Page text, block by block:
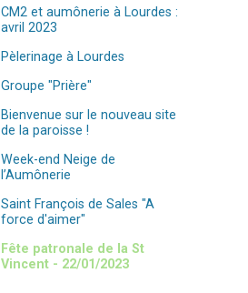
CM2 et aumônerie à Lourdes :
avril 2023
Pèlerinage à Lourdes
Groupe "Prière"
Bienvenue sur le nouveau site
de la paroisse !
Week-end Neige de
l’Aumônerie
Saint François de Sales "A
force d'aimer"
Fête patronale de la St
Vincent - 22/01/2023